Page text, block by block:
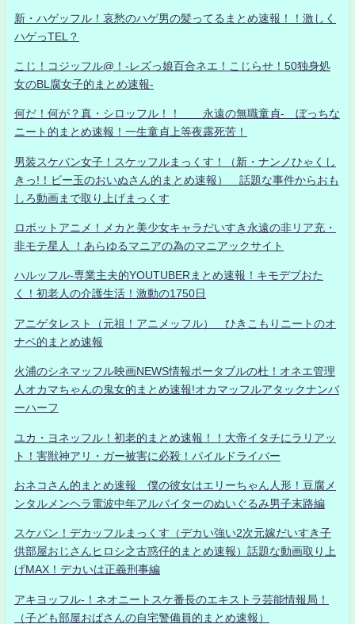
新・ハゲッフル！哀愁のハゲ男の髪ってるまとめ速報！！激しく
ハゲっTEL？
こじ！コジッフル@！-レズっ娘百合ネエ！こじらせ！50独身処
女のBL腐女子的まとめ速報-
何だ！何が？真・シロッフル！！ 永遠の無職童貞- ぼっちな
ニート的まとめ速報！一生童貞上等夜露死苦！
男装スケバン女子！スケッフルまっくす！（新・ナンノひゃくし
きっ!！ビー玉のおいぬさん的まとめ速報） 話題な事件からおも
しろ動画まで取り上げまっくす
ロボットアニメ！メカと美少女キャラだいすき永遠の非リア充・
非モテ星人 ！あらゆるマニアの為のマニアックサイト
ハルッフル-専業主夫的YOUTUBERまとめ速報！キモデブおた
く！初老人の介護生活！激動の1750日
アニゲタレスト（元祖！アニメッフル） ひきこもりニートのオ
ナベ的まとめ速報
火浦のシネマッフル映画NEWS情報ポータブルの杜！オネエ管理
人オカマちゃんの鬼女的まとめ速報!オカマッフルアタックナンバ
ーハーフ
ユカ・ヨネッフル！初老的まとめ速報！！大帝イタチにラリアッ
ト！害獣神アリ・ガー被害に必殺！パイルドライバー
おネコさん的まとめ速報 僕の彼女はエリーちゃん人形！豆腐メ
ンタルメンヘラ電波中年アルバイターのぬいぐるみ男子末路編
スケバン！デカッフルまっくす（デカい強い2次元嫁だいすき子
供部屋おじさんヒロシ之古惑仔的まとめ速報）話題な動画取り上
げMAX！デカいは正義刑事編
アキヨッフル-！ネオニートスケ番長のエキストラ芸能情報局！
（子ども部屋おばさんの自宅警備員的まとめ速報）